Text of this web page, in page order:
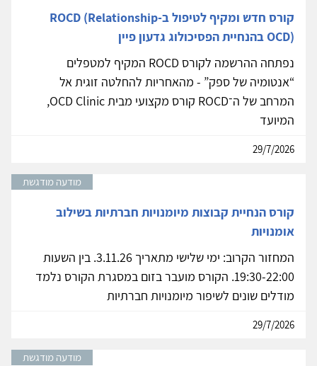
קורס חדש ומקיף לטיפול ב-ROCD (Relationship
OCD) בהנחיית הפסיכולוג גדעון פיין
נפתחה ההרשמה לקורס ROCD המקיף למטפלים
“אנטומיה של ספק” - מהאחריות להחלטה זוגית אל
המרחב של ה־ROCD קורס מקצועי מבית OCD Clinic,
המיועד
29/7/2026
מודעה מודגשת
קורס הנחיית קבוצות מיומנויות חברתיות בשילוב
אומנויות
המחזור הקרוב: ימי שלישי מתאריך 3.11.26. בין השעות
19:30-22:00. הקורס מועבר בזום במסגרת הקורס נלמד
מודלים שונים לשיפור מיומנויות חברתיות
29/7/2026
מודעה מודגשת